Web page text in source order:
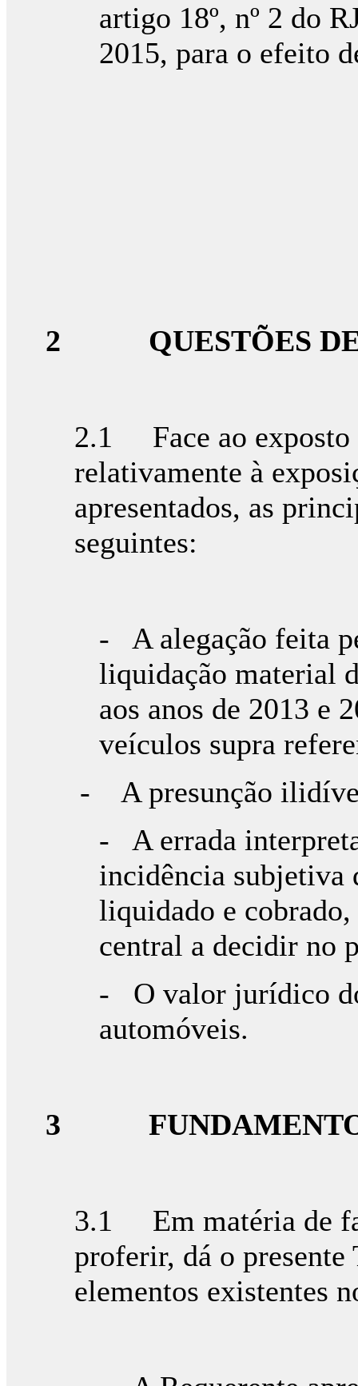
artigo 18º, nº 2 do
2015, para o efeito
2 QUESTÕES
2.1 Face ao exposto
relativamente à
apresentados, as
seguintes:
- A alegação feita
liquidação material
aos anos de 2013 e
veículos supra
- A presunção
- A errada
incidência subjetiva
liquidado e
central a decidir no
- O valor jurídico
automóveis.
3
3.1 Em matéria de
proferir, dá o presente
elementos existentes